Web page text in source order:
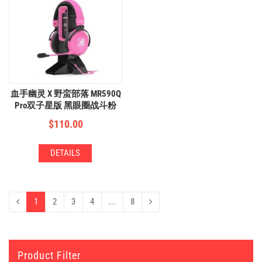
血手幽灵 X 野蛮部落 MR590Q
Pro双子星版 黑眼圈战斗粉
$110.00
DETAILS
1 2 3 4 ... 8
Product Filter